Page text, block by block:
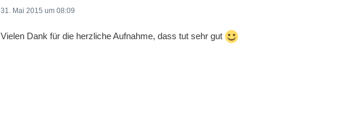
31. Mai 2015 um 08:09
Vielen Dank für die herzliche Aufnahme, dass tut sehr gut